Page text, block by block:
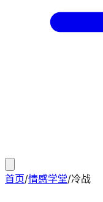
首页/情感学堂/冷战